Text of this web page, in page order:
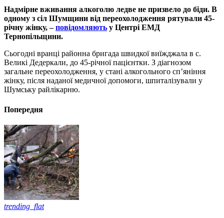
Надмірне вживання алкоголю ледве не призвело до біди. В
одному з сіл Шумщини від переохолодження рятували 45-
річну жінку, –повідомляють у Центрі ЕМД
Тернопільщини.
Сьогодні вранці районна бригада швидкої виїжджала в с.
Великі Дедеркали, до 45-річної пацієнтки. З діагнозом
загальне переохолодження, у стані алкогольного сп’яніння
жінку, після наданої медичної допомоги, шпиталізували у
Шумську райлікарню.
Попередня
trending_flat